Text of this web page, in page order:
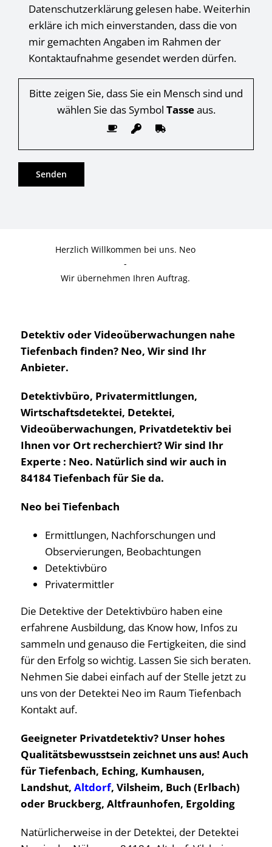
Datenschutzerklärung gelesen habe. Weiterhin
erkläre ich mich einverstanden, dass die von
mir gemachten Angaben im Rahmen der
Kontaktaufnahme gesendet werden dürfen.
Bitte zeigen Sie, dass Sie ein Mensch sind und
wählen Sie das Symbol Tasseaus.
Herzlich Willkommen bei uns. Neo
-
Wir übernehmen Ihren Auftrag.
Detektiv oder Videoüberwachungen nahe
Tiefenbach finden? Neo, Wir sind Ihr
Anbieter.
Detektivbüro, Privatermittlungen,
Wirtschaftsdetektei, Detektei,
Videoüberwachungen, Privatdetektiv bei
Ihnen vor Ort recherchiert? Wir sind Ihr
Experte : Neo. Natürlich sind wir auch in
84184 Tiefenbach für Sie da.
Neo bei Tiefenbach
Ermittlungen, Nachforschungen und
Observierungen, Beobachtungen
Detektivbüro
Privatermittler
Die Detektive der Detektivbüro haben eine
erfahrene Ausbildung, das Know how, Infos zu
sammeln und genauso die Fertigkeiten, die sind
für den Erfolg so wichtig. Lassen Sie sich beraten.
Nehmen Sie dabei einfach auf der Stelle jetzt zu
uns von der Detektei Neo im Raum Tiefenbach
Kontakt auf.
Geeigneter Privatdetektiv? Unser hohes
Qualitätsbewusstsein zeichnet uns aus! Auch
für Tiefenbach, Eching, Kumhausen,
Landshut, Altdorf, Vilsheim, Buch (Erlbach)
oder Bruckberg, Altfraunhofen, Ergolding
Natürlicherweise in der Detektei, der Detektei